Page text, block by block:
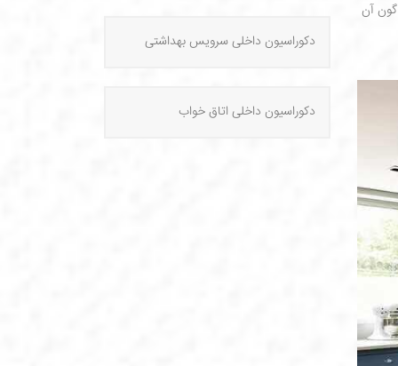
دکوراسیون داخلی سرویس بهداشتی
دکوراسیون داخلی اتاق خواب
آن